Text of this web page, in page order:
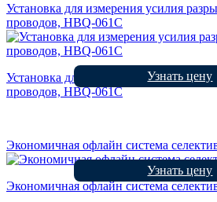
Установка для измерения усилия
проводов, HBQ-061C
Установка для измерения усилия
проводов, HBQ-061C
Узнать цену
Экономичная офлайн система
Экономичная офлайн система
Узнать цену